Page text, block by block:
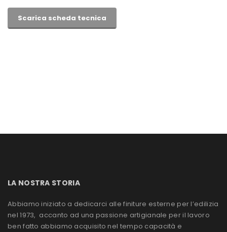
Scarica scheda tecnica
LA NOSTRA STORIA
Abbiamo iniziato a dedicarci alle finiture esterne per l’edilizia
nel 1973, accanto ad una passione artigianale per il lavoro
ben fatto abbiamo acquisito nel tempo capacità e